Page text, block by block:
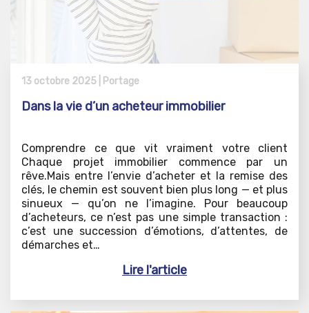
13 octobre 2025 | Portage
Dans la vie d’un acheteur immobilier
Comprendre ce que vit vraiment votre client
Chaque projet immobilier commence par un
rêve.Mais entre l’envie d’acheter et la remise des
clés, le chemin est souvent bien plus long — et plus
sinueux — qu’on ne l’imagine. Pour beaucoup
d’acheteurs, ce n’est pas une simple transaction :
c’est une succession d’émotions, d’attentes, de
démarches et…
Lire l'article